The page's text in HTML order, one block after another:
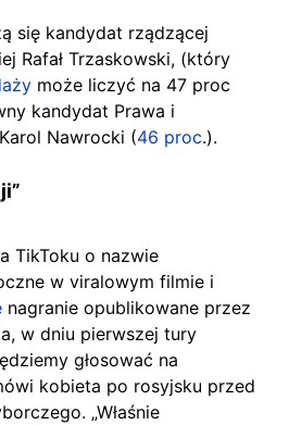
się kandydat rządzącej
Rafał Trzaskowski, (który
może liczyć na 47 proc
kandydat Prawa i
Nawrocki (46 proc.).
TikToku o nazwie
w viralowym filmie i
nagranie opublikowane przez
w dniu pierwszej tury
głosować na
kobieta po rosyjsku przed
„Właśnie